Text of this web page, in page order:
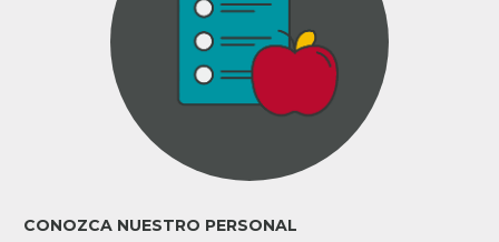
CONOZCA NUESTRO PERSONAL